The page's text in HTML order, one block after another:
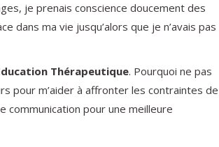
je prenais conscience doucement des
dans ma vie jusqu’alors que je n’avais pas
Thérapeutique. Pourquoi ne pas
pour m’aider à affronter les contraintes de
communication pour une meilleure